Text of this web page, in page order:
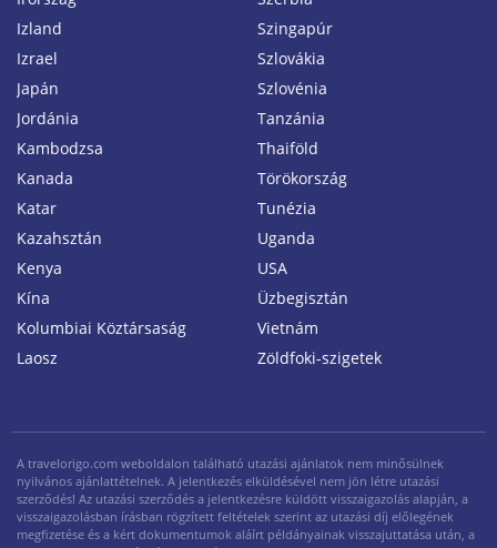
Izland
Izrael
Japán
Jordánia
Kambodzsa
Kanada
Katar
Kazahsztán
Kenya
Kína
Kolumbiai Köztársaság
Laosz
Szingapúr
Szlovákia
Szlovénia
Tanzánia
Thaiföld
Törökország
Tunézia
Uganda
USA
Üzbegisztán
Vietnám
Zöldfoki-szigetek
A travelorigo.com weboldalon található utazási ajánlatok nem minősülnek
nyilvános ajánlattételnek. A jelentkezés elküldésével nem jön létre utazási
szerződés! Az utazási szerződés a jelentkezésre küldött visszaigazolás alapján, a
visszaigazolásban írásban rögzített feltételek szerint az utazási díj előlegének
megfizetése és a kért dokumentumok aláírt példányainak visszajuttatása után, a